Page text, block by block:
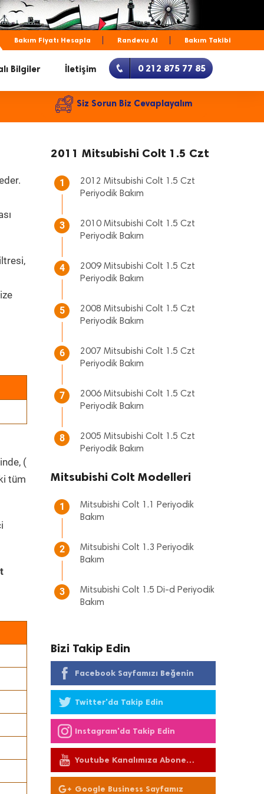
Bakım Fiyatı Hesapla Randevu Al Bakım Takibi
Bilgiler İletişim 0 212 875 77 85
Siz Sorun Biz Cevaplayalım
(
tüm
2011 Mitsubishi Colt 1.5 Czt
1
2012 Mitsubishi Colt 1.5 Czt
Periyodik Bakım
3
2010 Mitsubishi Colt 1.5 Czt
Periyodik Bakım
4
2009 Mitsubishi Colt 1.5 Czt
Periyodik Bakım
5
2008 Mitsubishi Colt 1.5 Czt
Periyodik Bakım
6
2007 Mitsubishi Colt 1.5 Czt
Periyodik Bakım
7
2006 Mitsubishi Colt 1.5 Czt
Periyodik Bakım
8
2005 Mitsubishi Colt 1.5 Czt
Periyodik Bakım
Mitsubishi Colt Modelleri
1
Mitsubishi Colt 1.1 Periyodik
Bakım
2
Mitsubishi Colt 1.3 Periyodik
Bakım
3
Mitsubishi Colt 1.5 Di-d Periyodik
Bakım
Bizi Takip Edin
Facebook Sayfamızı Beğenin
Twitter'da Takip Edin
Instagram'da Takip Edin
Youtube Kanalımıza Abone
Olun
Google Business Sayfamız